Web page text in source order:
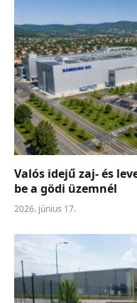
Valós idejű zaj- és
be a gödi üzemnél
2026. június 17.